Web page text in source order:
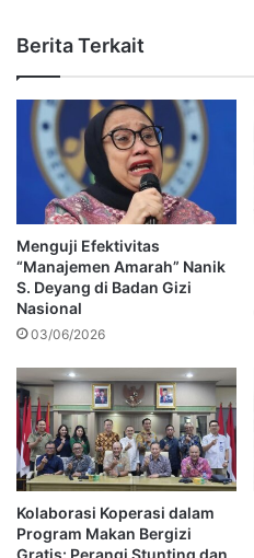
Berita Terkait
Menguji Efektivitas
“Manajemen Amarah” Nanik
S. Deyang di Badan Gizi
Nasional
03/06/2026
Kolaborasi Koperasi dalam
Program Makan Bergizi